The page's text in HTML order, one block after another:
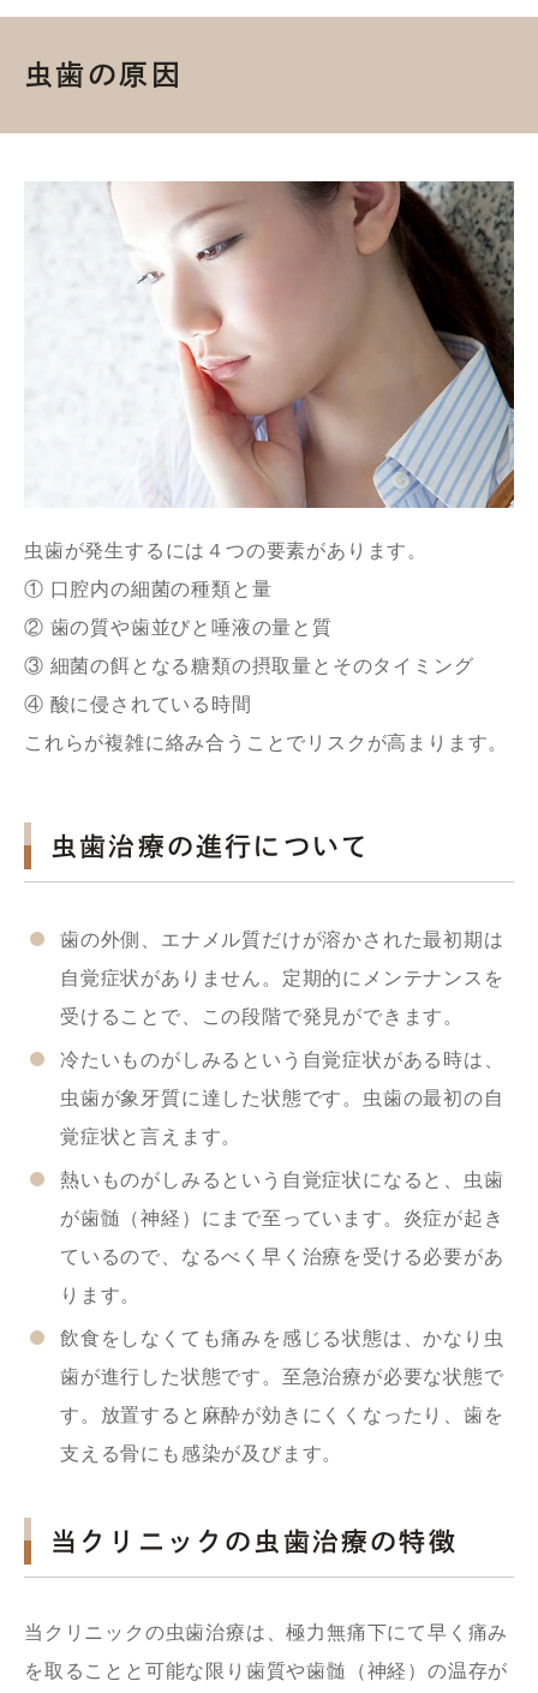
虫歯の原因
虫歯が発生するには４つの要素があります。
① 口腔内の細菌の種類と量
② 歯の質や歯並びと唾液の量と質
③ 細菌の餌となる糖類の摂取量とそのタイミング
④ 酸に侵されている時間
これらが複雑に絡み合うことでリスクが高まります。
虫歯治療の進行について
歯の外側、エナメル質だけが溶かされた最初期は
自覚症状がありません。定期的にメンテナンスを
受けることで、この段階で発見ができます。
冷たいものがしみるという自覚症状がある時は、
虫歯が象牙質に達した状態です。虫歯の最初の自
覚症状と言えます。
熱いものがしみるという自覚症状になると、虫歯
が歯髄（神経）にまで至っています。炎症が起き
ているので、なるべく早く治療を受ける必要があ
ります。
飲食をしなくても痛みを感じる状態は、かなり虫
歯が進行した状態です。至急治療が必要な状態で
す。放置すると麻酔が効きにくくなったり、歯を
支える骨にも感染が及びます。
当クリニックの虫歯治療の特徴
当クリニックの虫歯治療は、極力無痛下にて早く痛み
を取ることと可能な限り歯質や歯髄（神経）の温存が